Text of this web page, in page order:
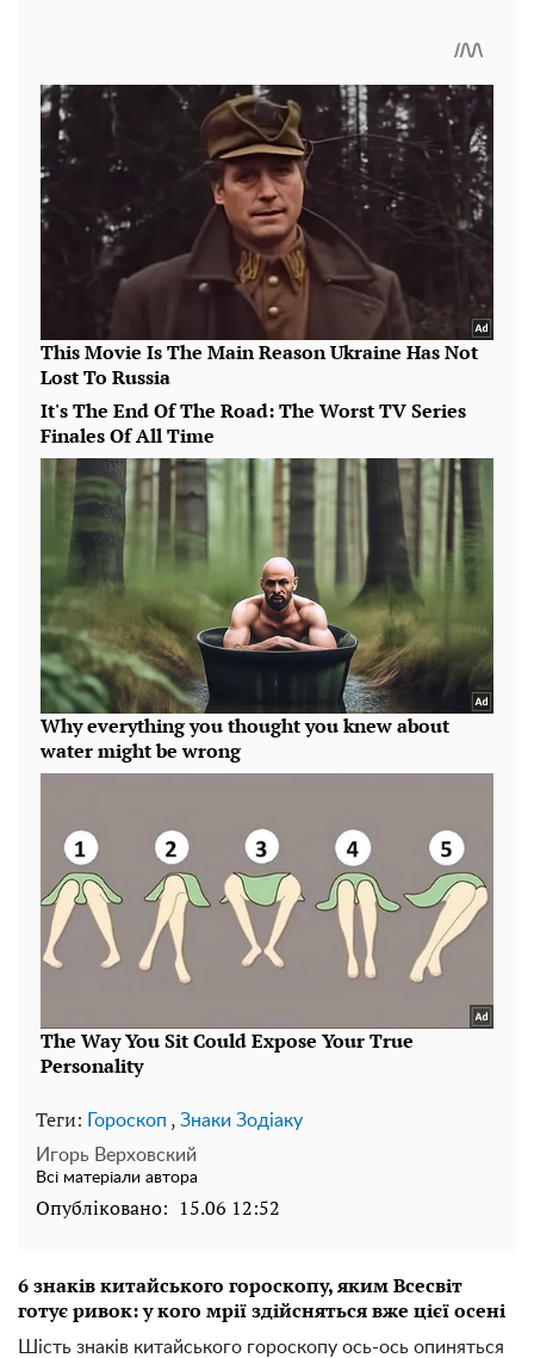
Теги: Гороскоп , Знаки Зодіаку
Игорь Верховский
Всі матеріали автора
Опубліковано: 15.06 12:52
6 знаків китайського гороскопу, яким Всесвіт
готує ривок: у кого мрії здійсняться вже цієї осені
Шість знаків китайського гороскопу ось-ось опиняться